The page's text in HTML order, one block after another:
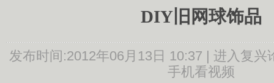
DIY旧网球饰品
发布时间:2012年06月13日 10:37 | 进入复兴
手机看视频